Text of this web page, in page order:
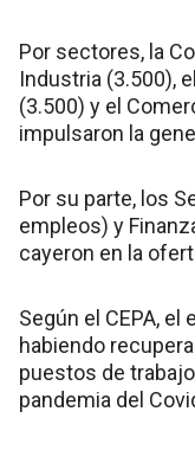
Por sectores, la
Industria (3.500),
(3.500) y el
impulsaron la
Por su parte, los
empleos) y
cayeron en la
Según el CEPA,
habiendo
puestos de
pandemia del